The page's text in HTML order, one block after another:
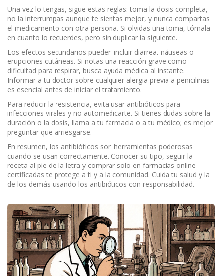
Una vez lo tengas, sigue estas reglas: toma la dosis completa,
no la interrumpas aunque te sientas mejor, y nunca compartas
el medicamento con otra persona. Si olvidas una toma, tómala
en cuanto lo recuerdes, pero sin duplicar la siguiente.
Los efectos secundarios pueden incluir diarrea, náuseas o
erupciones cutáneas. Si notas una reacción grave como
dificultad para respirar, busca ayuda médica al instante.
Informar a tu doctor sobre cualquier alergia previa a penicilinas
es esencial antes de iniciar el tratamiento.
Para reducir la resistencia, evita usar antibióticos para
infecciones virales y no automedicarte. Si tienes dudas sobre la
duración o la dosis, llama a tu farmacia o a tu médico; es mejor
preguntar que arriesgarse.
En resumen, los antibióticos son herramientas poderosas
cuando se usan correctamente. Conocer su tipo, seguir la
receta al pie de la letra y comprar solo en farmacias online
certificadas te protege a ti y a la comunidad. Cuida tu salud y la
de los demás usando los antibióticos con responsabilidad.